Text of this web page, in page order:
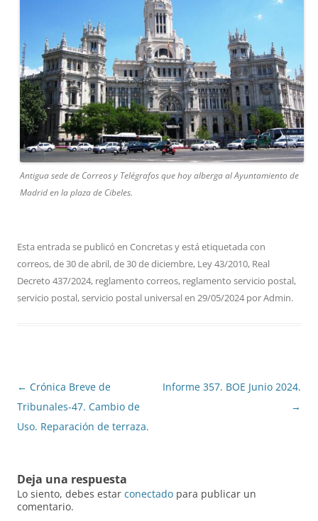
Antigua sede de Correos y Telégrafos que hoy alberga al Ayuntamiento de
Madrid en la plaza de Cibeles.
Esta entrada se publicó en Concretasy está etiquetada con
correos,de 30 de abril,de 30 de diciembre, Ley 43/2010, Real
Decreto 437/2024, reglamento correos, reglamento servicio postal,
servicio postal,servicio postal universalen 29/05/2024porAdmin.
Navegación
de
entradas
← Crónica Breve de
Tribunales-47. Cambio de
Uso. Reparación de terraza.
Informe 357. BOE Junio 2024.
→
Deja una respuesta
Lo siento, debes estar conectado para publicar un
comentario.